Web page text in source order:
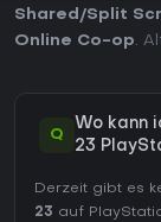
Shared/Split
Online Co-op.
Q
Wo kann
23
Derzeit gibt es
23 auf